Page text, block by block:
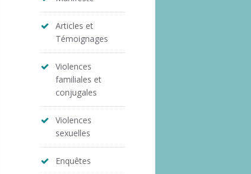
Articles et
Témoignages
Violences
familiales et
conjugales
Violences
sexuelles
Enquêtes